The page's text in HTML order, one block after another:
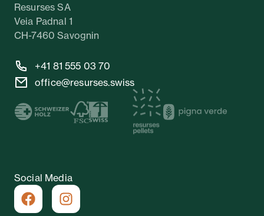
Resurses SA
Veia Padnal 1
CH-7460 Savognin
+41 81 555 03 70
office@resurses.swiss
Social Media